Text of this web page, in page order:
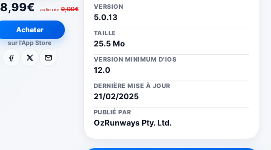
8,99€ au lieu de 9,99€
Acheter
sur l'App Store
Facebook E-mail
VERSION
5.0.13
TAILLE
25.5 Mo
VERSION MINIMUM D'IOS
12.0
DERNIÈRE MISE À JOUR
21/02/2025
PUBLIÉ PAR
OzRunways Pty. Ltd.